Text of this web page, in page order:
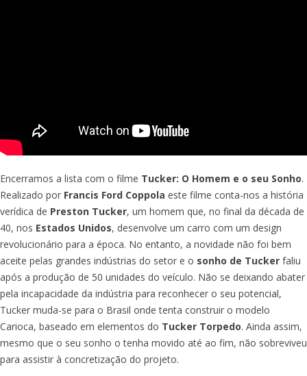
Encerramos a lista com o filme Tucker: O Homem e o seu Sonho.
Realizado por Francis Ford Coppola este filme conta-nos a história
verídica de Preston Tucker, um homem que, no final da década de
40, nos Estados Unidos, desenvolve um carro com um design
revolucionário para a época. No entanto, a novidade não foi bem
aceite pelas grandes indústrias do setor e o sonho de Tucker faliu
após a produção de 50 unidades do veículo. Não se deixando abater
pela incapacidade da indústria para reconhecer o seu potencial,
Tucker muda-se para o Brasil onde tenta construir o modelo
Carioca, baseado em elementos do Tucker Torpedo. Ainda assim,
mesmo que o seu sonho o tenha movido até ao fim, não sobreviveu
para assistir à concretização do projeto.